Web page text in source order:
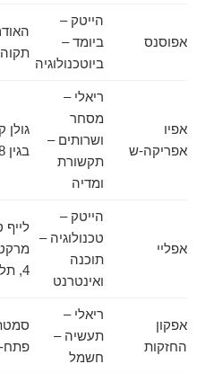
אפוסנס
הייטק –
ביומד –
ביוטכנולוגיה
תקוה
אפיו
אפריקה-ש
ריאלי –
מסחר
ושרותים –
תקשורת
ומדיה
גולן
בגין 88, תל אביב
אפליי
הייטק –
טכנולוגיה –
תוכנה
ואינטרנט
לייף
אפקון
החזקות
ריאלי –
תעשיה –
חשמל
פתח-